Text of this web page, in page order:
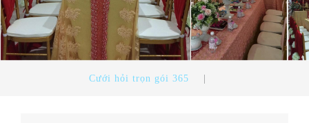
Cưới hỏi trọn gói 365